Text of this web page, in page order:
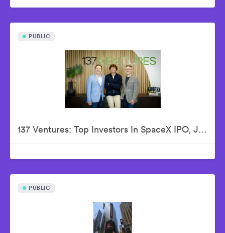
PUBLIC
137 Ventures: Top Investors In SpaceX IPO, Justin Fishner-Wolfson (Founder & Managing Partner), S. Alex Jacobson (Founder & Investment Partner), Christian Garrett (Investment Partner)
PUBLIC